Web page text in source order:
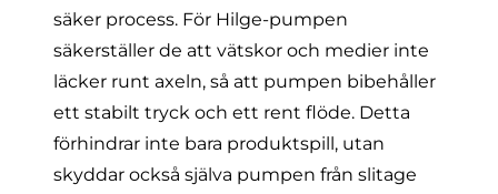
säker process. För Hilge-pumpen
säkerställer de att vätskor och medier inte
läcker runt axeln, så att pumpen bibehåller
ett stabilt tryck och ett rent flöde. Detta
förhindrar inte bara produktspill, utan
skyddar också själva pumpen från slitage